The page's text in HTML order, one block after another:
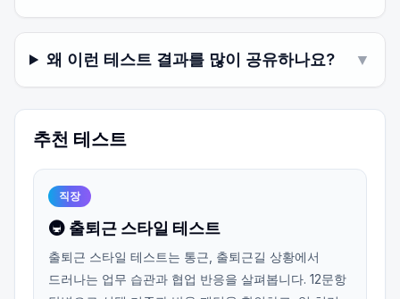
왜 이런 테스트 결과를 많이 공유하나요? ▼
추천 테스트
직장
🚇 출퇴근 스타일 테스트
출퇴근 스타일 테스트는 통근, 출퇴근길 상황에서
드러나는 업무 습관과 협업 반응을 살펴봅니다. 12문항